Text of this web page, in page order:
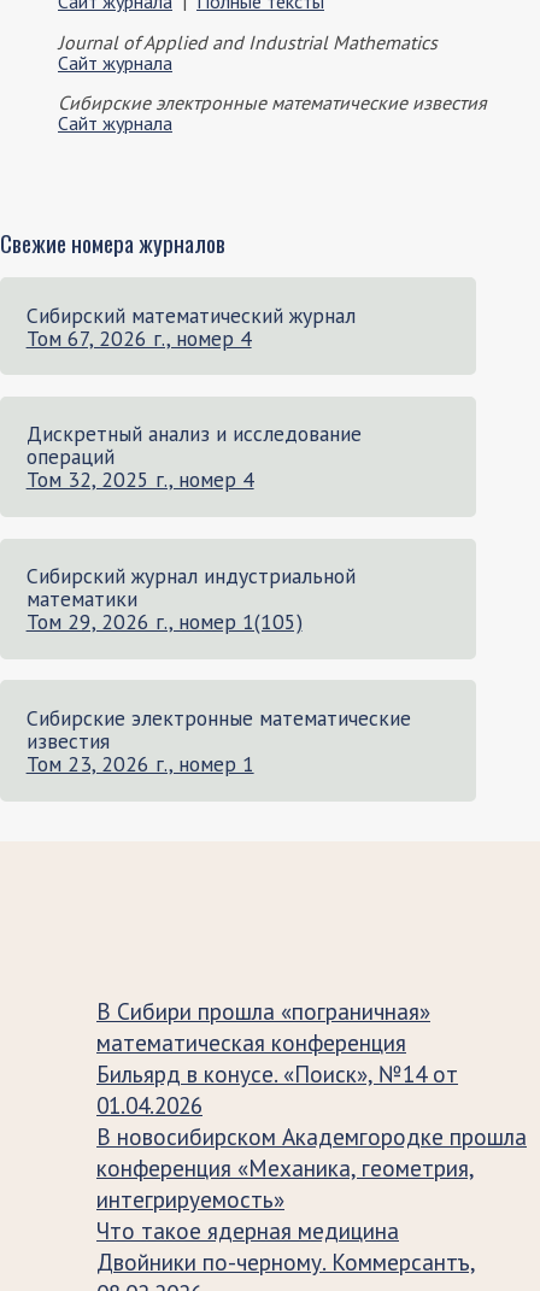
Journal of Applied and Industrial Mathematics
Сайт журнала
Сибирские электронные математические известия
Сайт журнала
Свежие номера журналов
Сибирский математический журнал
Том 67, 2026 г., номер 4
Дискретный анализ и исследование
операций
Том 32, 2025 г., номер 4
Сибирский журнал индустриальной
математики
Том 29, 2026 г., номер 1(105)
Сибирские электронные математические
известия
Том 23, 2026 г., номер 1
В Сибири прошла «пограничная»
математическая конференция
Бильярд в конусе. «Поиск», №14 от
01.04.2026
В новосибирском Академгородке прошла
конференция «Механика, геометрия,
интегрируемость»
Что такое ядерная медицина
Двойники по-черному. Коммерсантъ,